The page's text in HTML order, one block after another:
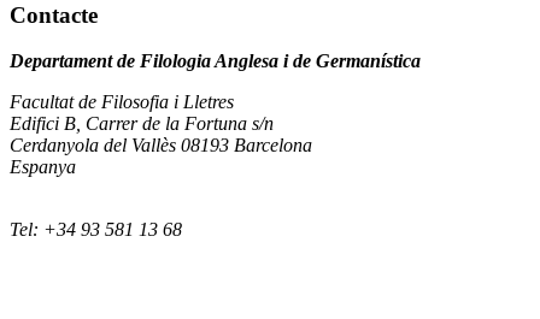
Contacte
Departament de Filologia Anglesa i de Germanística
Facultat de Filosofia i Lletres
Edifici B, Carrer de la Fortuna s/n
Cerdanyola del Vallès 08193 Barcelona
Espanya
Tel: +34 93 581 13 68